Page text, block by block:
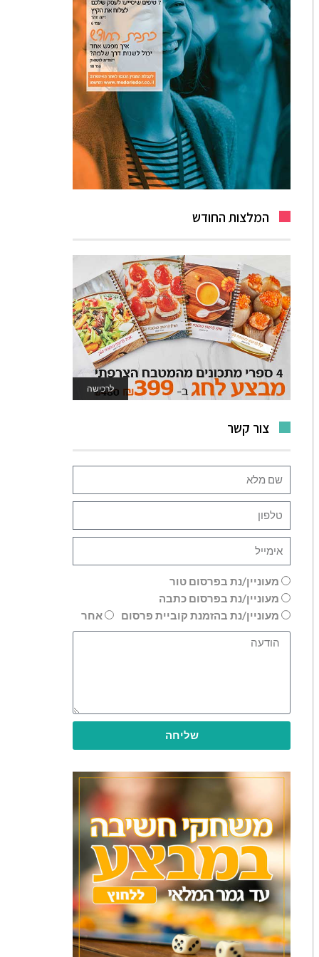
המלצות החודש
לרכישה
לאתר המשחקים
צור קשר
מעוניין/נת בפרסום טור
מעוניין/נת בפרסום כתבה
מעוניין/נת בהזמנת קוביית פרסום
אחר
שליחה